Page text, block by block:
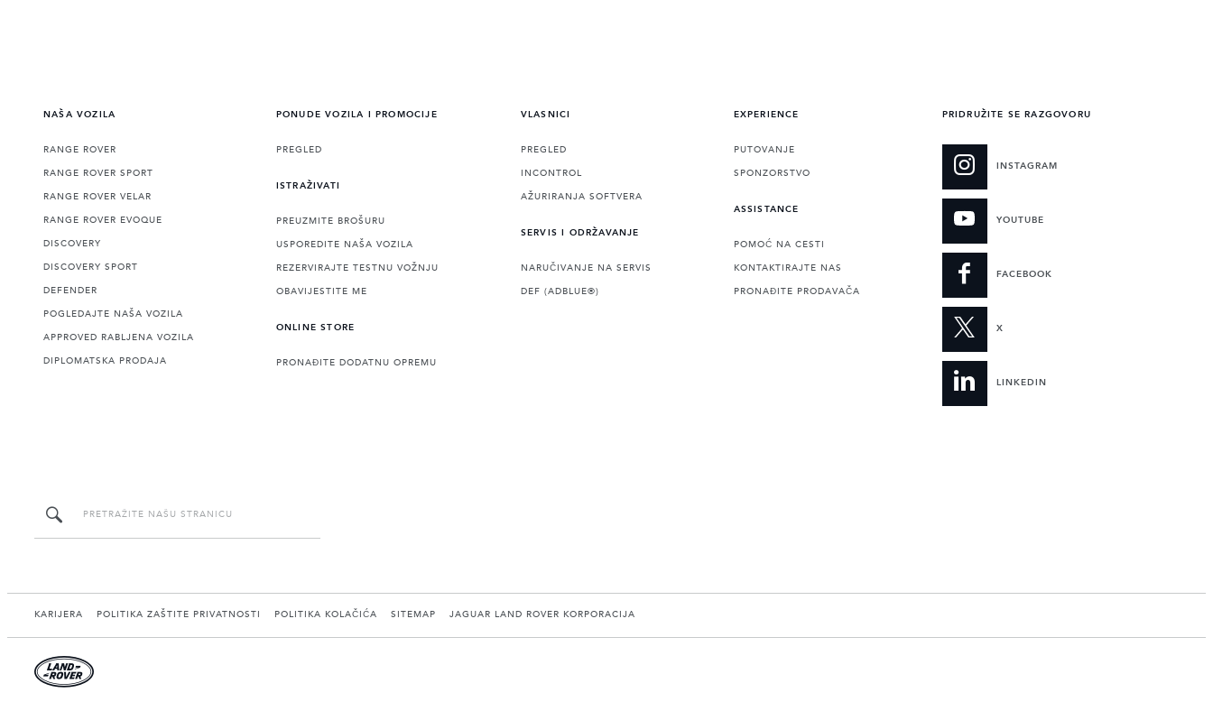
NAŠA VOZILA
RANGE ROVER
RANGE ROVER SPORT
RANGE ROVER VELAR
RANGE ROVER EVOQUE
DISCOVERY
DISCOVERY SPORT
DEFENDER
POGLEDAJTE NAŠA VOZILA
APPROVED RABLJENA VOZILA
DIPLOMATSKA PRODAJA
PONUDE VOZILA I PROMOCIJE
PREGLED
ISTRAŽIVATI
PREUZMITE BROŠURU
USPOREDITE NAŠA VOZILA
REZERVIRAJTE TESTNU VOŽNJU
OBAVIJESTITE ME
ONLINE STORE
PRONAĐITE DODATNU OPREMU
VLASNICI
PREGLED
INCONTROL
AŽURIRANJA SOFTVERA
SERVIS I ODRŽAVANJE
NARUČIVANJE NA SERVIS
DEF (ADBLUE®)
EXPERIENCE
PUTOVANJE
SPONZORSTVO
ASSISTANCE
POMOĆ NA CESTI
KONTAKTIRAJTE NAS
PRONAĐITE PRODAVAČA
PRIDRUŽITE SE RAZGOVORU
INSTAGRAM
YOUTUBE
FACEBOOK
X
LINKEDIN
KARIJERA POLITIKA ZAŠTITE PRIVATNOSTI POLITIKA KOLAČIĆA SITEMAP JAGUAR LAND ROVER KORPORACIJA